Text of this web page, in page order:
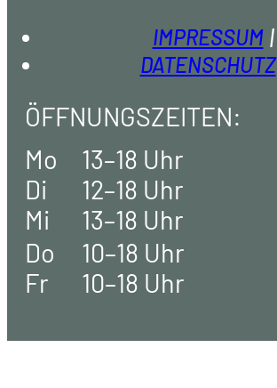
IMPRESSUM
DATENSCHUTZ
ÖFFNUNGSZEITEN:
Mo
13–18 Uhr
Di
12–18 Uhr
Mi
13–18 Uhr
Do
10–18 Uhr
Fr
10–18 Uhr